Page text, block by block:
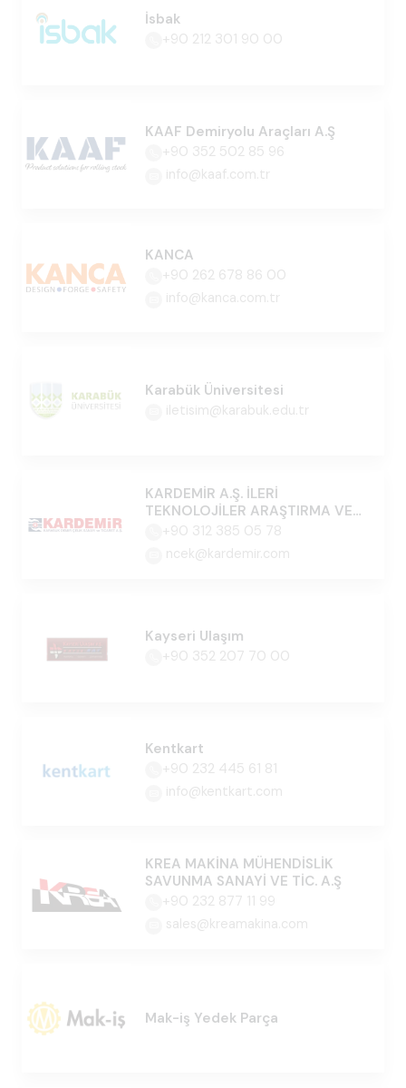
İsbak
+90 212 301 90 00
KAAF Demiryolu Araçları A.Ş
+90 352 502 85 96
info@kaaf.com.tr
KANCA
+90 262 678 86 00
info@kanca.com.tr
Karabük Üniversitesi
iletisim@karabuk.edu.tr
KARDEMİR A.Ş. İLERİ
TEKNOLOJİLER ARAŞTIRMA VE
MÜHENDİSLİK MERKEZİ
+90 312 385 05 78
ncek@kardemir.com
Kayseri Ulaşım
+90 352 207 70 00
Kentkart
+90 232 445 61 81
info@kentkart.com
KREA MAKİNA MÜHENDİSLİK
SAVUNMA SANAYİ VE TİC. A.Ş
+90 232 877 11 99
sales@kreamakina.com
Mak-iş Yedek Parça